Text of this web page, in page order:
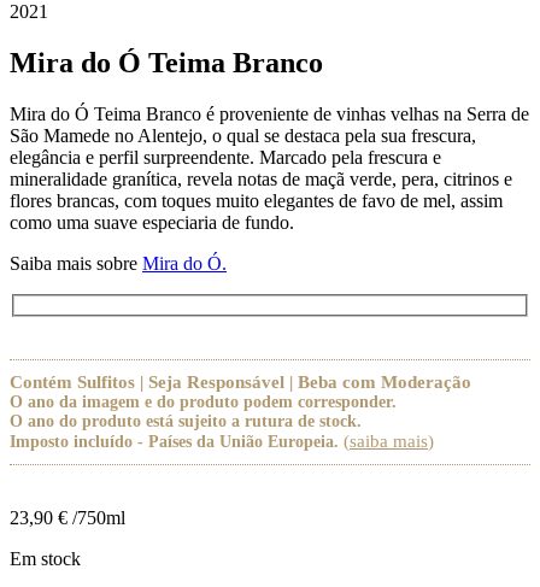
2021
Mira do Ó Teima Branco
Mira do Ó Teima Branco é proveniente de vinhas velhas na Serra de
São Mamede no Alentejo, o qual se destaca pela sua frescura,
elegância e perfil surpreendente. Marcado pela frescura e
mineralidade granítica, revela notas de maçã verde, pera, citrinos e
flores brancas, com toques muito elegantes de favo de mel, assim
como uma suave especiaria de fundo.
Saiba mais sobre Mira do Ó.
Contém Sulfitos | Seja Responsável | Beba com Moderação
O ano da imagem e do produto podem corresponder.
O ano do produto está sujeito a rutura de stock.
Imposto incluído - Países da União Europeia. (saiba mais)
23,90 € /750ml
Em stock